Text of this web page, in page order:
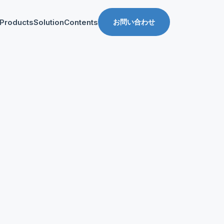
ProductsSolutionContents お問い合わせ